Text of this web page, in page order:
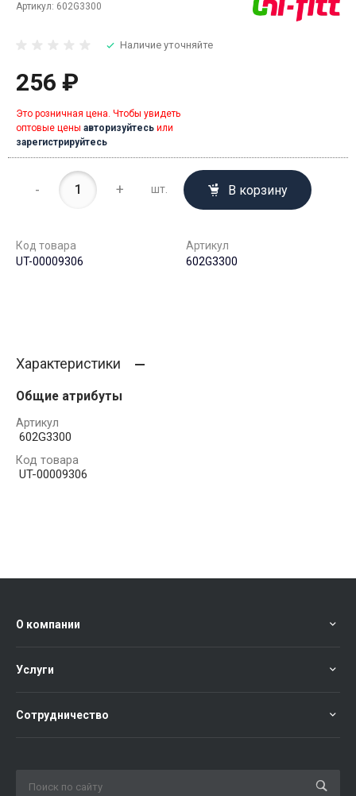
Артикул: 602G3300
Наличие уточняйте
256 ₽
Это розничная цена. Чтобы увидеть
оптовые цены авторизуйтесь или
зарегистрируйтесь
- + шт. В корзину
Код товара
UT-00009306
Артикул
602G3300
Характеристики
Общие атрибуты
Артикул
602G3300
Код товара
UT-00009306
О компании
Услуги
Сотрудничество